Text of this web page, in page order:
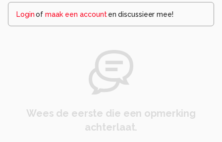
Loginof maak een account en discussieer mee!
Wees de eerste die een opmerking
achterlaat.